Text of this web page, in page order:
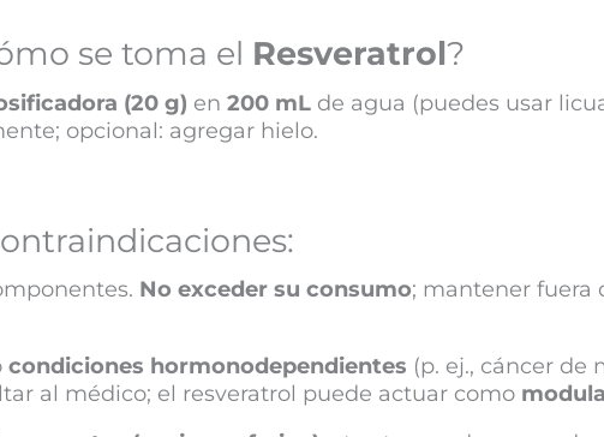
se toma el Resveratrol?
(20 g) en200 mL de agua (puedes usar
opcional: agregar hielo.
No exceder su consumo; mantener fuera
condiciones hormonodependientes (p. ej., cáncer de
al médico; el resveratrol puede actuar como